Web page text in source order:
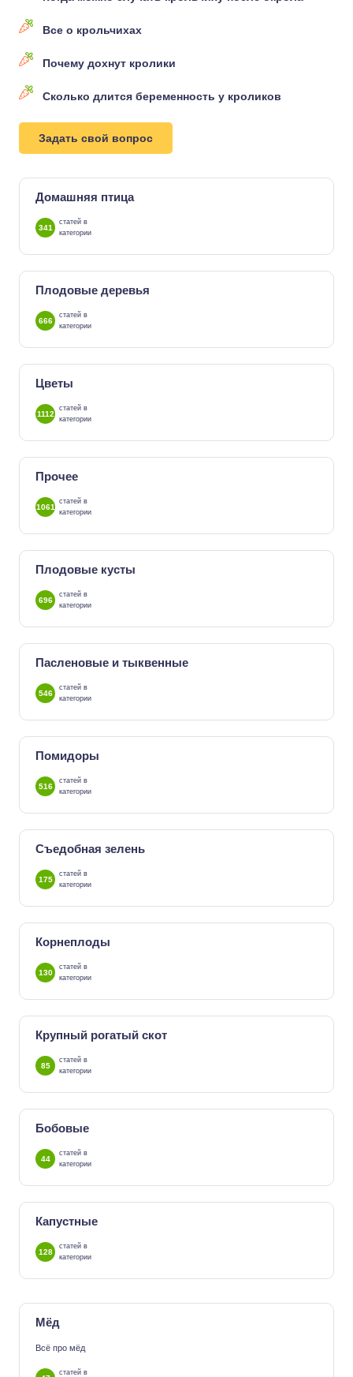
Все о крольчихах
Почему дохнут кролики
Сколько длится беременность у кроликов
Задать свой вопрос
Домашняя птица
341
статей в
категории
Плодовые деревья
666
статей в
категории
Цветы
1112
статей в
категории
Прочее
1061
статей в
категории
Плодовые кусты
696
статей в
категории
Пасленовые и тыквенные
546
статей в
категории
Помидоры
516
статей в
категории
Съедобная зелень
175
статей в
категории
Корнеплоды
130
статей в
категории
Крупный рогатый скот
85
статей в
категории
Бобовые
44
статей в
категории
Капустные
128
статей в
категории
Мёд
Всё про мёд
статей в